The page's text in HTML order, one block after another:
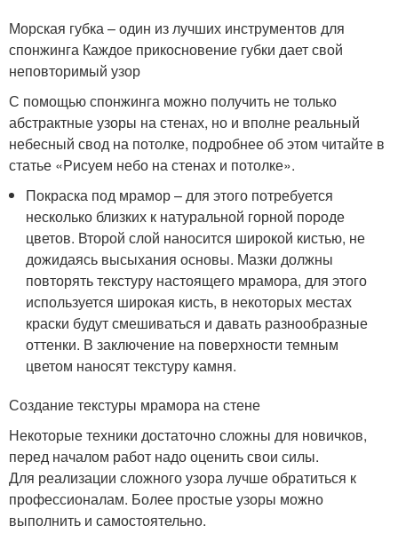
Морская губка – один из лучших инструментов для
спонжинга Каждое прикосновение губки дает свой
неповторимый узор
С помощью спонжинга можно получить не только
абстрактные узоры на стенах, но и вполне реальный
небесный свод на потолке, подробнее об этом читайте в
статье «Рисуем небо на стенах и потолке».
Покраска под мрамор – для этого потребуется
несколько близких к натуральной горной породе
цветов. Второй слой наносится широкой кистью, не
дожидаясь высыхания основы. Мазки должны
повторять текстуру настоящего мрамора, для этого
используется широкая кисть, в некоторых местах
краски будут смешиваться и давать разнообразные
оттенки. В заключение на поверхности темным
цветом наносят текстуру камня.
Создание текстуры мрамора на стене
Некоторые техники достаточно сложны для новичков,
перед началом работ надо оценить свои силы.
Для реализации сложного узора лучше обратиться к
профессионалам. Более простые узоры можно
выполнить и самостоятельно.